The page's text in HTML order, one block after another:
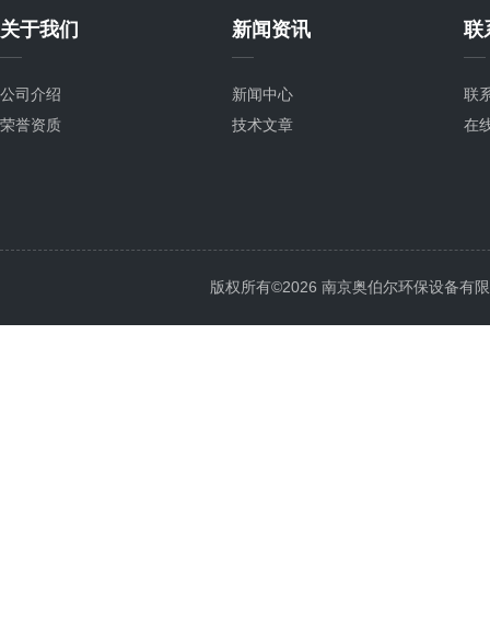
关于我们
公司介绍
荣誉资质
新闻资讯
新闻中心
技术文章
联
联
在
版权所有©2026 南京奥伯尔环保设备有